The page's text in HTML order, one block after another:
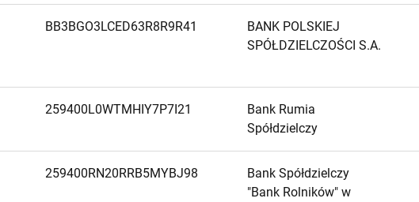
BB3BGO3LCED63R8R9R41
BANK POLSKIEJ
SPÓŁDZIELCZOŚCI S.A.
259400L0WTMHIY7P7I21
Bank Rumia
Spółdzielczy
259400RN20RRB5MYBJ98
Bank Spółdzielczy
"Bank Rolników" w